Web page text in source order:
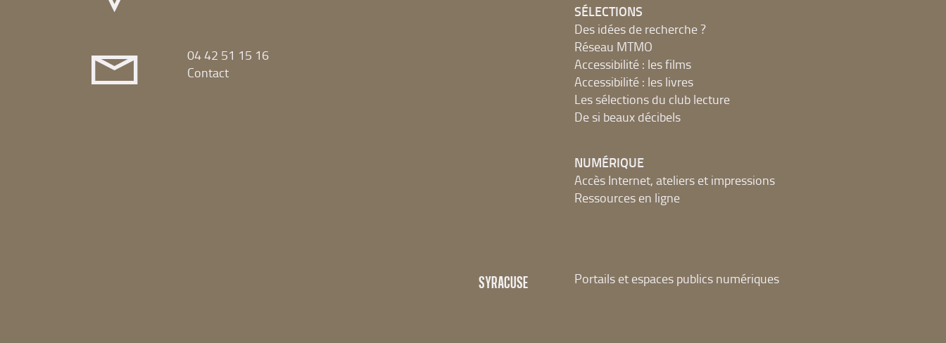
04 42 51 15 16
Contact
SÉLECTIONS
Des idées de recherche ?
Réseau MTMO
Accessibilité : les films
Accessibilité : les livres
Les sélections du club lecture
De si beaux décibels
NUMÉRIQUE
Accès Internet, ateliers et impressions
Ressources en ligne
SYRACUSE Portails et espaces publics numériques